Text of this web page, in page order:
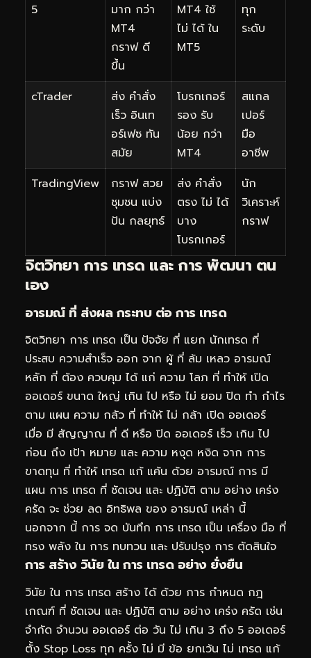
5
มาก กว่า
MT4
กราฟ ดี
ขึ้น
MT4 ใช้
ไม่ ได้ ใน
MT5
ทุก
ระดับ
cTrader
ส่ง คำสั่ง
เร็ว อินเท
อร์เฟซ ทัน
สมัย
โบรกเกอร์
รอง รับ
น้อย กว่า
MT4
สแกล
เปอร์
มือ
อาชีพ
TradingView
กราฟ สวย
ชุมชน แบ่ง
ปัน กลยุทธ์
ส่ง คำสั่ง
ตรง ไม่ ได้
บาง
โบรกเกอร์
นัก
วิเคราะห์
กราฟ
จิตวิทยา การ เทรด และ การ พัฒนา ตน
เอง
อารมณ์ ที่ ส่งผล กระทบ ต่อ การ เทรด
จิตวิทยา การ เทรด เป็น ปัจจัย ที่ แยก นักเทรด ที่
ประสบ ความสำเร็จ ออก จาก ผู้ ที่ ล้ม เหลว อารมณ์
หลัก ที่ ต้อง ควบคุม ได้ แก่ ความ โลภ ที่ ทำให้ เปิด
ออเดอร์ ขนาด ใหญ่ เกิน ไป หรือ ไม่ ยอม ปิด ทำ กำไร
ตาม แผน ความ กลัว ที่ ทำให้ ไม่ กล้า เปิด ออเดอร์
เมื่อ มี สัญญาณ ที่ ดี หรือ ปิด ออเดอร์ เร็ว เกิน ไป
ก่อน ถึง เป้า หมาย และ ความ หงุด หงิด จาก การ
ขาดทุน ที่ ทำให้ เทรด แก้ แค้น ด้วย อารมณ์ การ มี
แผน การ เทรด ที่ ชัดเจน และ ปฏิบัติ ตาม อย่าง เคร่ง
ครัด จะ ช่วย ลด อิทธิพล ของ อารมณ์ เหล่า นี้
นอกจาก นี้ การ จด บันทึก การ เทรด เป็น เครื่อง มือ ที่
ทรง พลัง ใน การ ทบทวน และ ปรับปรุง การ ตัดสินใจ
การ สร้าง วินัย ใน การ เทรด อย่าง ยั่งยืน
วินัย ใน การ เทรด สร้าง ได้ ด้วย การ กำหนด กฎ
เกณฑ์ ที่ ชัดเจน และ ปฏิบัติ ตาม อย่าง เคร่ง ครัด เช่น
จำกัด จำนวน ออเดอร์ ต่อ วัน ไม่ เกิน 3 ถึง 5 ออเดอร์
ตั้ง Stop Loss ทุก ครั้ง ไม่ มี ข้อ ยกเว้น ไม่ เทรด แก้